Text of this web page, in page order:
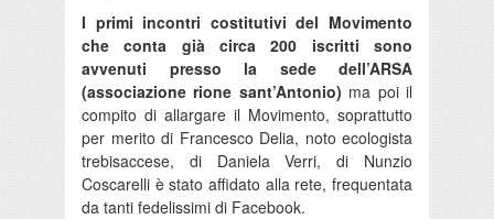
I primi incontri costitutivi del Movimento
che conta già circa 200 iscritti sono
avvenuti presso la sede dell’ARSA
(associazione rione sant’Antonio) ma poi il
compito di allargare il Movimento, soprattutto
per merito di Francesco Delia, noto ecologista
trebisaccese, di Daniela Verri, di Nunzio
Coscarelli è stato affidato alla rete, frequentata
da tanti fedelissimi di Facebook.